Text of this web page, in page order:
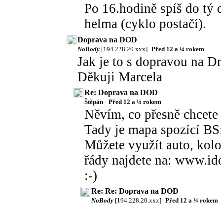
Po 16.hodině spíš do tý
helma (cyklo postačí).
Doprava na DOD
NoBody [194.228.20.xxx] Před 12 a ¼ rokem
Jak je to s dopravou na
Děkuji Marcela
Re: Doprava na DOD
Štěpán Před 12 a ¼ rokem
Něvím, co přesně
Tady je mapa spozící
Můžete využít auto,
řády najdete na:
:-)
Re: Re: Doprava na DOD
NoBody [194.228.20.xxx] Před 12 a ¼ rokem